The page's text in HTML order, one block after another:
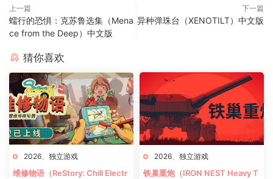
上一篇
蠕行的恐惧：克苏鲁选集（Mena
ce from the Deep）中文版
下一篇
异种弹珠台（XENOTILT）中文版
猜你喜欢
2026 独立游戏
维修物语（ReStory: Chill Electr
2026 独立游戏
铁巢重炮（IRON NEST Heavy T